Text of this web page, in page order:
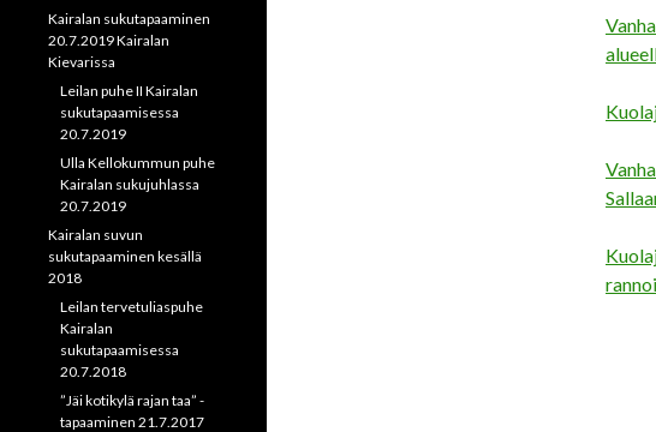
Kairalan sukutapaaminen
20.7.2019 Kairalan
Kievarissa
Leilan puhe II Kairalan
sukutapaamisessa
20.7.2019
Ulla Kellokummun puhe
Kairalan sukujuhlassa
20.7.2019
Kairalan suvun
sukutapaaminen kesällä
2018
Leilan tervetuliaspuhe
Kairalan
sukutapaamisessa
20.7.2018
”Jäi kotikylä rajan taa” -
tapaaminen 21.7.2017